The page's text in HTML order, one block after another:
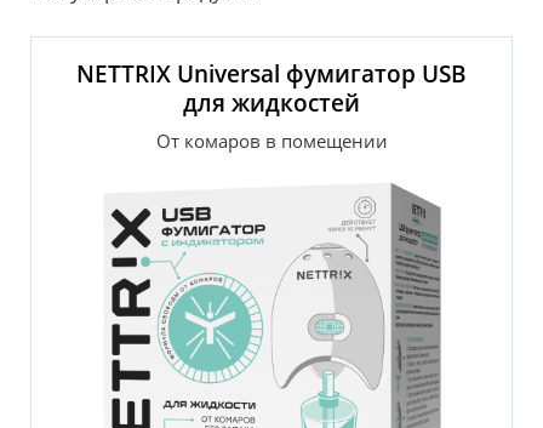
NETTRIX Universal фумигатор USB
для жидкостей
От комаров в помещении
NETTRIX Universal Пластины от
комаров
От комаров в помещении
Надежная защита от комаров для детей и
взрослых.
Полное уничтожение комаров в комнате за 30
минут.
Каждая из 10 пластин обеспечивает до 12 часов
непрерывной работы.